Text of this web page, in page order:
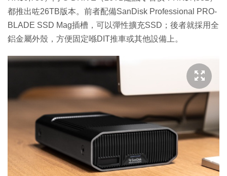
都推出咗26TB版本。前者配備SanDisk Professional PRO-
BLADE SSD Mag插槽，可以彈性擴充SSD；後者就採用全
鋁金屬外殼，方便固定喺DIT推車或其他設備上。